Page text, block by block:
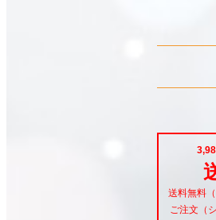
送料無料
ご注文（